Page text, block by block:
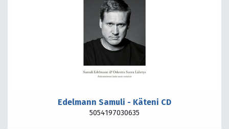
Edelmann Samuli - Käteni CD
5054197030635